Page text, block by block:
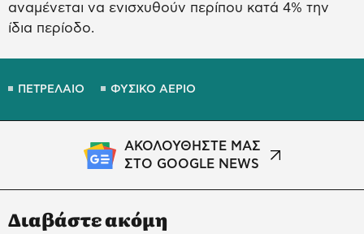
αναμένεται να ενισχυθούν περίπου κατά 4% την
ίδια περίοδο.
ΠΕΤΡΕΛΑΙΟ ΦΥΣΙΚΟ ΑΕΡΙΟ
ΑΚΟΛΟΥΘΗΣΤΕ ΜΑΣ
ΣΤΟ GOOGLE NEWS
Διαβάστε ακόμη